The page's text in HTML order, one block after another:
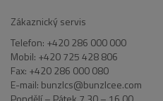
Zákaznický servis
Telefon: +420 286 000 000
Mobil: +420 725 428 806
Fax: +420 286 000 080
E-mail: bunzlcs@bunzlcee.com